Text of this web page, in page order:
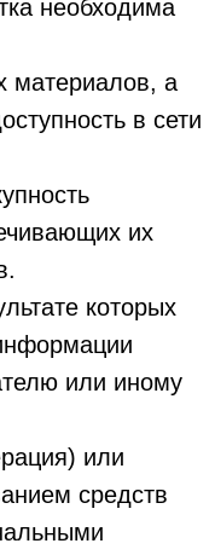
необходима
материалов, а
в сети
их
которых
или иному
или
средств